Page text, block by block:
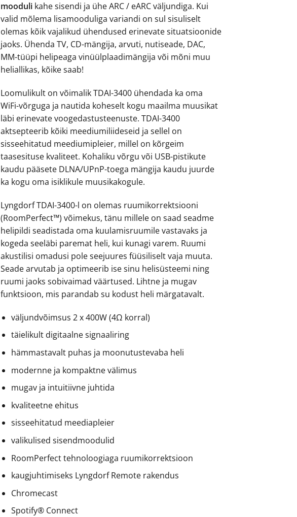
mooduli kahe sisendi ja ühe ARC / eARC väljundiga. Kui
valid mõlema lisamooduliga variandi on sul sisuliselt
olemas kõik vajalikud ühendused erinevate situatsioonide
jaoks. Ühenda TV, CD-mängija, arvuti, nutiseade, DAC,
MM-tüüpi helipeaga vinüülplaadimängija või mõni muu
heliallikas, kõike saab!
Loomulikult on võimalik TDAI-3400 ühendada ka oma
WiFi-võrguga ja nautida koheselt kogu maailma muusikat
läbi erinevate voogedastusteenuste. TDAI-3400
aktsepteerib kõiki meediumiliideseid ja sellel on
sisseehitatud meediumipleier, millel on kõrgeim
taasesituse kvaliteet. Kohaliku võrgu või USB-pistikute
kaudu pääsete DLNA/UPnP-toega mängija kaudu juurde
ka kogu oma isiklikule muusikakogule.
Lyngdorf TDAI-3400-l on olemas ruumikorrektsiooni
(RoomPerfect™) võimekus, tänu millele on saad seadme
helipildi seadistada oma kuulamisruumile vastavaks ja
kogeda seeläbi paremat heli, kui kunagi varem. Ruumi
akustilisi omadusi pole seejuures füüsiliselt vaja muuta.
Seade arvutab ja optimeerib ise sinu helisüsteemi ning
ruumi jaoks sobivaimad väärtused. Lihtne ja mugav
funktsioon, mis parandab su kodust heli märgatavalt.
väljundvõimsus 2 x 400W (4Ω korral)
täielikult digitaalne signaaliring
hämmastavalt puhas ja moonutustevaba heli
modernne ja kompaktne välimus
mugav ja intuitiivne juhtida
kvaliteetne ehitus
sisseehitatud meediapleier
valikulised sisendmoodulid
RoomPerfect tehnoloogiaga ruumikorrektsioon
kaugjuhtimiseks Lyngdorf Remote rakendus
Chromecast
Spotify® Connect